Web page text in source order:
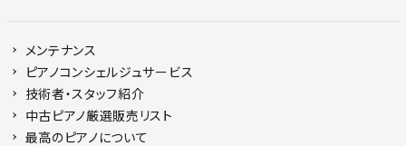
メンテナンス
ピアノコンシェルジュサービス
技術者・スタッフ紹介
中古ピアノ厳選販売リスト
最高のピアノについて